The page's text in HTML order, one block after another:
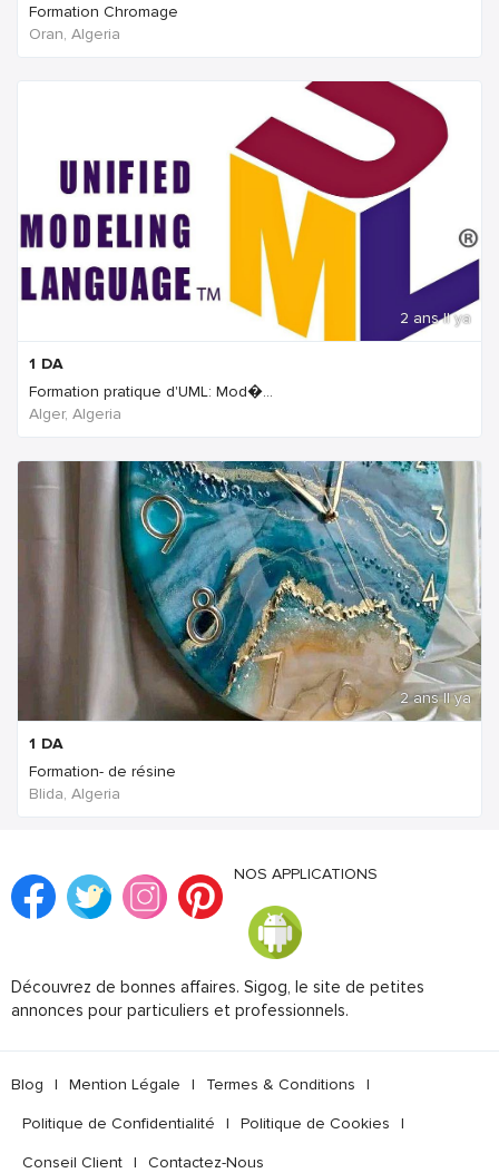
Formation Chromage
Oran, Algeria
2 ans Il ya
1 DA
Formation pratique d'UML: Mod�...
Alger, Algeria
2 ans Il ya
1 DA
Formation- de résine
Blida, Algeria
NOS APPLICATIONS
Découvrez de bonnes affaires. Sigog, le site de petites
annonces pour particuliers et professionnels.
Blog | Mention Légale | Termes & Conditions |
Politique de Confidentialité | Politique de Cookies |
Conseil Client | Contactez-Nous